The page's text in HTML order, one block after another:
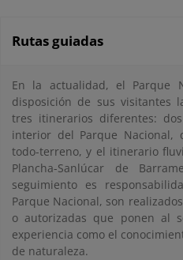
Rutas guiadas
En la actualidad, el Parque
disposición de sus visitantes
tres itinerarios diferentes:
interior del Parque Nacional,
todo-terreno, y el itinerario
Plancha-Sanlúcar de
seguimiento es
Parque Nacional, son
o autorizadas que ponen al
experiencia como el
de naturaleza.